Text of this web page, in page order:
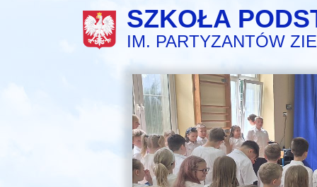
SZKOŁA
IM. PARTYZANTÓW